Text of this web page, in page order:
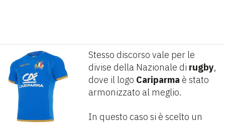
Stesso discorso vale per le
divise della Nazionale di rugby,
dove il logo Cariparma è stato
armonizzato al meglio.
In questo caso si è scelto un